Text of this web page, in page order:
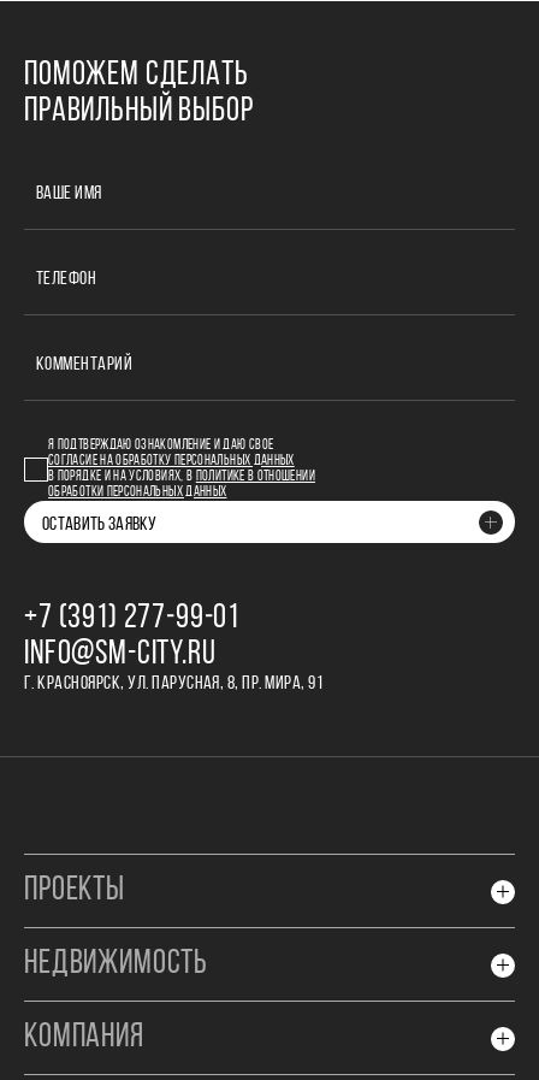
ПОМОЖЕМ СДЕЛАТЬ
ПРАВИЛЬНЫЙ ВЫБОР
ВАШЕ ИМЯ
ТЕЛЕФОН
КОММЕНТАРИЙ
Я ПОДТВЕРЖДАЮ ОЗНАКОМЛЕНИЕ И ДАЮ СВОЕ
СОГЛАСИЕ НА ОБРАБОТКУ ПЕРСОНАЛЬНЫХ ДАННЫХ
В ПОРЯДКЕ И НА УСЛОВИЯХ, В
ПОЛИТИКЕ В ОТНОШЕНИИ
ОБРАБОТКИ ПЕРСОНАЛЬНЫХ ДАННЫХ
ОСТАВИТЬ ЗАЯВКУ
+7 (391) 277‒99‒01
INFO@SM-CITY.RU
Г. КРАСНОЯРСК, УЛ. ПАРУСНАЯ, 8, ПР. МИРА, 91
ПРОЕКТЫ
НЕДВИЖИМОСТЬ
КОМПАНИЯ